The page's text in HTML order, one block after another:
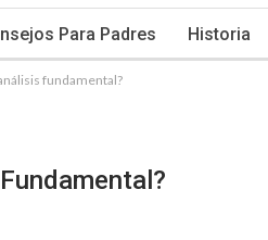
Para Padres Historia
fundamental?